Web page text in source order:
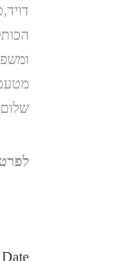
Date